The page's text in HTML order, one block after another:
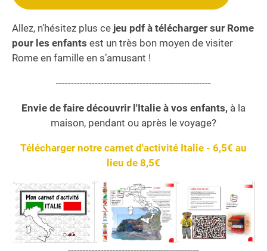
Allez, n’hésitez plus ce jeu pdf à télécharger sur Rome
pour les enfants est un très bon moyen de visiter
Rome en famille en s’amusant !
----------------------------------------------------
Envie de faire découvrir l'Italie à vos enfants, à la
maison, pendant ou après le voyage?
Télécharger notre carnet d'activité Italie - 6,5€ au
lieu de 8,5€